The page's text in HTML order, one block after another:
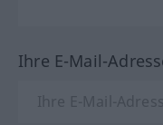
Ihre E-Mail-